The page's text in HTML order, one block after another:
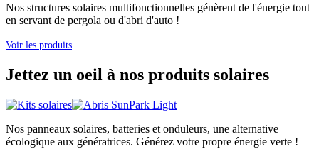
Nos structures solaires multifonctionnelles génèrent de l'énergie tout
en servant de pergola ou d'abri d'auto !
Voir les produits
Jettez un oeil à nos produits solaires
Nos panneaux solaires, batteries et onduleurs, une alternative
écologique aux génératrices. Générez votre propre énergie verte !